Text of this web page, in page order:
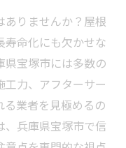
ありませんか？屋根
寿命化にも欠かせな
県宝塚市には多数の
力、アフターサー
る業者を見極めるの
、兵庫県宝塚市で信